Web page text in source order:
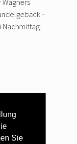
Sie
–